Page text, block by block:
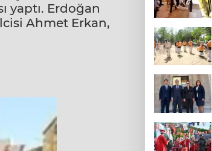
yaptı. Erdoğan
Ahmet Erkan,